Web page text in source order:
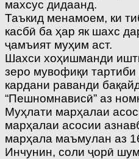
махсус дидаанд.
Таъкид менамоем, ки
касбӣ ба ҳар як шахс
ҷамъият муҳим аст.
Шахси хоҳишманди
зеро мувофиқи
кардани раванди
“Пешномнависӣ” аз
Муҳлати марҳалаи
марҳалаи асосии
марҳала маъмулан аз
Инчунин, соли ҷорӣ